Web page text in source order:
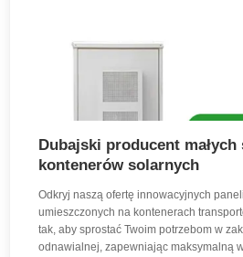
Dubajski producent
kontenerów solarnych
Odkryj naszą ofertę innowacyjnych
umieszczonych na kontenerach
tak, aby sprostać Twoim potrzebom w
odnawialnej, zapewniając maksymalną